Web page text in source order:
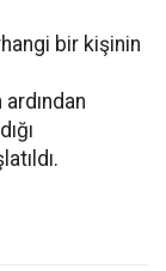
bir kişinin